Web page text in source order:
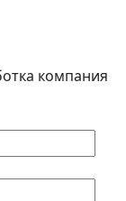
компания